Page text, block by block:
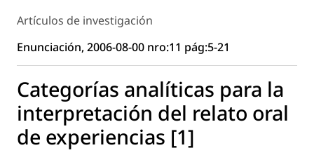
Artículos de investigación
Enunciación, 2006-08-00 nro:11 pág:5-21
Categorías analíticas para la
interpretación del relato oral
de experiencias [1]